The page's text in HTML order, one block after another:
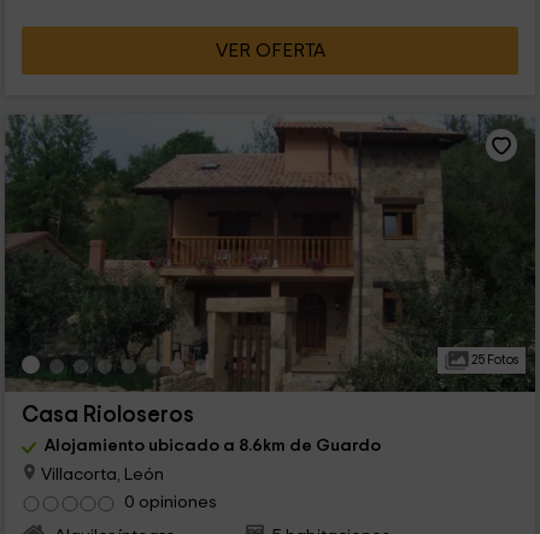
VER OFERTA
25 Fotos
Casa Rioloseros
Alojamiento ubicado a 8.6km de Guardo
Villacorta, León
0 opiniones